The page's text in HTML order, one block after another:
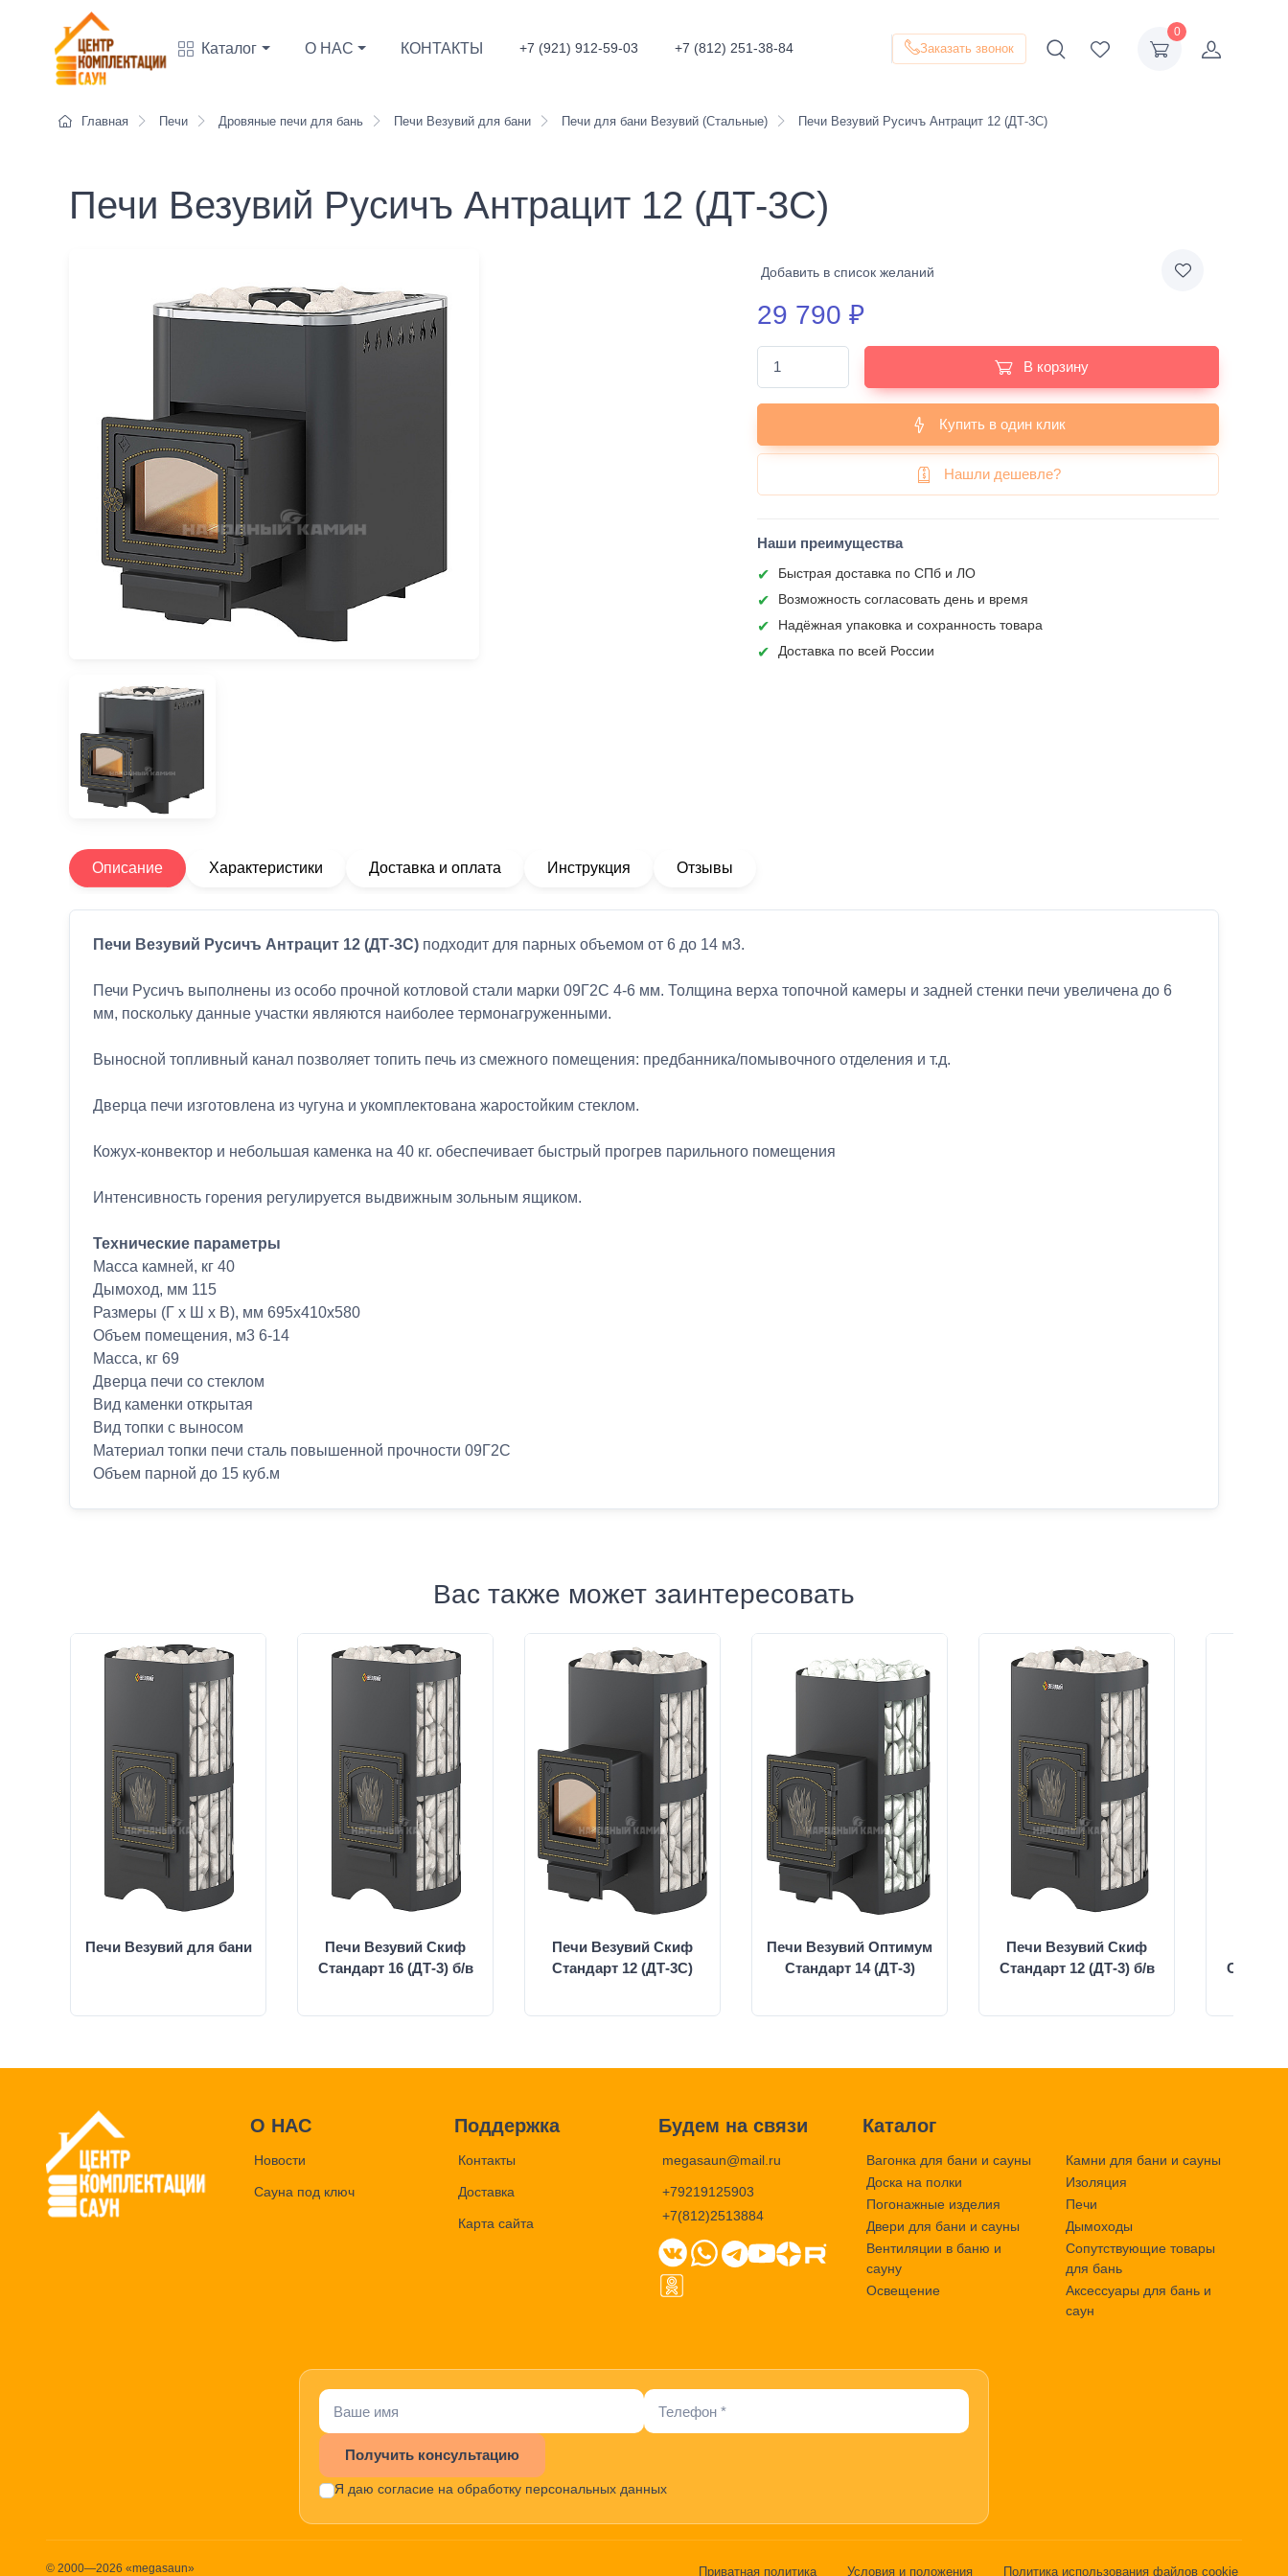
Каталог О НАС КОНТАКТЫ +7 (921) 912-59-03 +7 (812) 251-38-84 Заказать звонок
0
Главная Печи Дровяные печи для бань Печи Везувий для бани Печи для бани Везувий (Стальные) Печи Везувий Русичъ Антрацит 12 (ДТ-3С)
Печи Везувий Русичъ Антрацит 12 (ДТ-3С)
Добавить в список желаний
29 790 ₽
В корзину
Купить в один клик
Нашли дешевле?
Наши преимущества
Быстрая доставка по СПб и ЛО
Возможность согласовать день и время
Надёжная упаковка и сохранность товара
Доставка по всей России
Описание Характеристики Доставка и оплата Инструкция Отзывы
Печи Везувий Русичъ Антрацит 12 (ДТ-3С) подходит для парных объемом от 6 до 14 м3.
Печи Русичъ выполнены из особо прочной котловой стали марки 09Г2С 4-6 мм. Толщина верха топочной камеры и задней стенки печи увеличена до 6
мм, поскольку данные участки являются наиболее термонагруженными.
Выносной топливный канал позволяет топить печь из смежного помещения: предбанника/помывочного отделения и т.д.
Дверца печи изготовлена из чугуна и укомплектована жаростойким стеклом.
Кожух-конвектор и небольшая каменка на 40 кг. обеспечивает быстрый прогрев парильного помещения
Интенсивность горения регулируется выдвижным зольным ящиком.
Технические параметры
Масса камней, кг 40
Дымоход, мм 115
Размеры (Г х Ш х В), мм 695х410х580
Объем помещения, м3 6-14
Масса, кг 69
Дверца печи со стеклом
Вид каменки открытая
Вид топки с выносом
Материал топки печи сталь повышенной прочности 09Г2С
Объем парной до 15 куб.м
Вас также может заинтересовать
Печи Везувий для бани
Печи Везувий Скиф
Стандарт 16 (ДТ-3) б/в
Печи Везувий Скиф
Стандарт 12 (ДТ-3С)
Печи Везувий Оптимум
Стандарт 14 (ДТ-3)
Печи Везувий Скиф
Стандарт 12 (ДТ-3) б/в
О НАС
Новости
Сауна под ключ
Поддержка
Контакты
Доставка
Карта сайта
Будем на связи
megasaun@mail.ru
+79219125903
+7(812)2513884
Каталог
Вагонка для бани и сауны
Доска на полки
Погонажные изделия
Двери для бани и сауны
Вентиляции в баню и
сауну
Освещение
Камни для бани и сауны
Изоляция
Печи
Дымоходы
Сопутствующие товары
для бань
Аксессуары для бань и
саун
Получить консультацию
Я даю согласие на обработку персональных данных
© 2000—2026 «megasaun» Приватная политика Условия и положения Политика использования файлов cookie